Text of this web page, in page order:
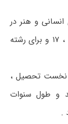
و هنر در
پایان ۶ نیمسال نخست تحصیل حداقل ، ۱۷ و برای رشته
نخست تحصیل ،
و طول سنوات
.